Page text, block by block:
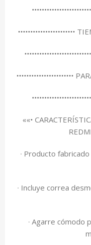
•••••••••••••••••••••••
•••••••••••••••••••••••
««•
· Producto
· Incluye correa
· Agarre cómodo